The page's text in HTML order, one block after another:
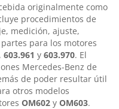
originalmente como
procedimientos de
medición, ajuste,
para los motores
, 603.961 y 603.970. El
Mercedes-Benz de
de poder resultar útil
otros modelos
OM602 y OM603.